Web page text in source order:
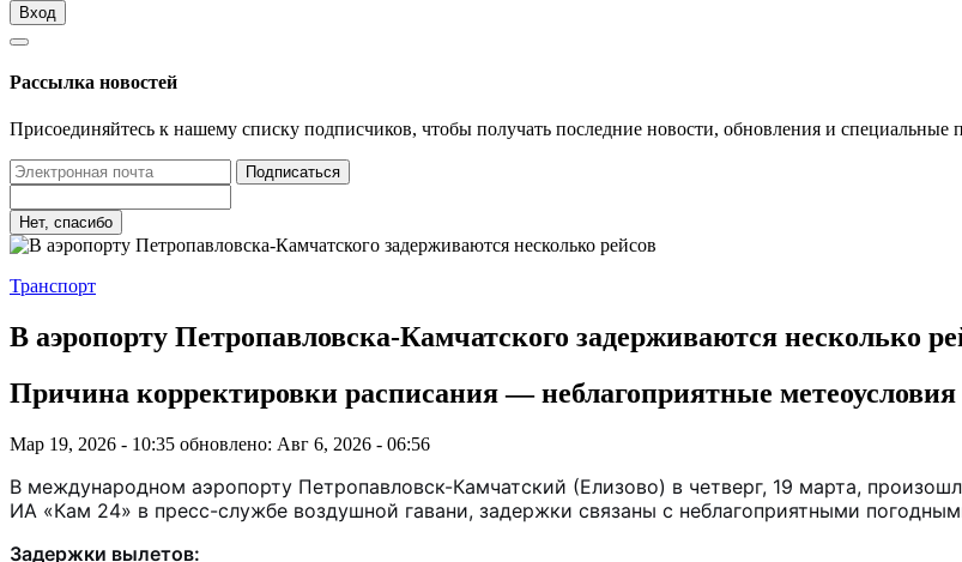
Вход
Рассылка новостей
Присоединяйтесь к нашему списку подписчиков, чтобы получать последние новости, обновления и
Подписаться
Нет, спасибо
Транспорт
В аэропорту Петропавловска-Камчатского задерживаются несколько
Причина корректировки расписания — неблагоприятные метеоусловия
Мар 19, 2026 - 10:35 обновлено: Авг 6, 2026 - 06:56
В международном аэропорту Петропавловск-Камчатский (Елизово) в четверг, 19 марта,
ИА «Кам 24» в пресс-службе воздушной гавани, задержки связаны с неблагоприятными
Задержки вылетов: